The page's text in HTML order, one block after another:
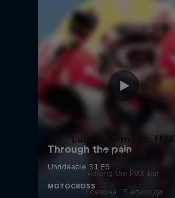
Luc Ackermann: FMX
Unloaded
Raising the FMX bar
1 сезона · 5 епизоди